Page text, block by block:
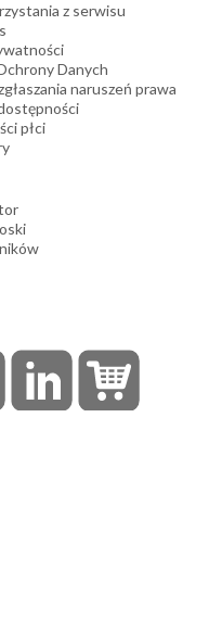
z serwisu
Danych
naruszeń prawa
płci